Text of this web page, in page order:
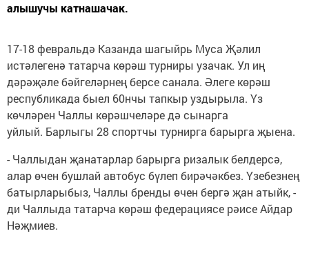
алышучы катнашачак.
17-18 февральдә Казанда шагыйрь Муса Җәлил
истәлегенә татарча көрәш турниры узачак. Ул иң
дәрәҗәле бәйгеләрнең берсе санала. Әлеге көрәш
республикада быел 60нчы тапкыр уздырыла. Үз
көчләрен Чаллы көрәшчеләре дә сынарга
уйлый. Барлыгы 28 спортчы турнирга барырга җыена.
- Чаллыдан җанатарлар барырга ризалык белдерсә,
алар өчен бушлай автобус бүлеп бирәчәкбез. Үзебезнең
батырларыбыз, Чаллы бренды өчен бергә җан атыйк, -
ди Чаллыда татарча көрәш федерациясе рәисе Айдар
Нәҗмиев.